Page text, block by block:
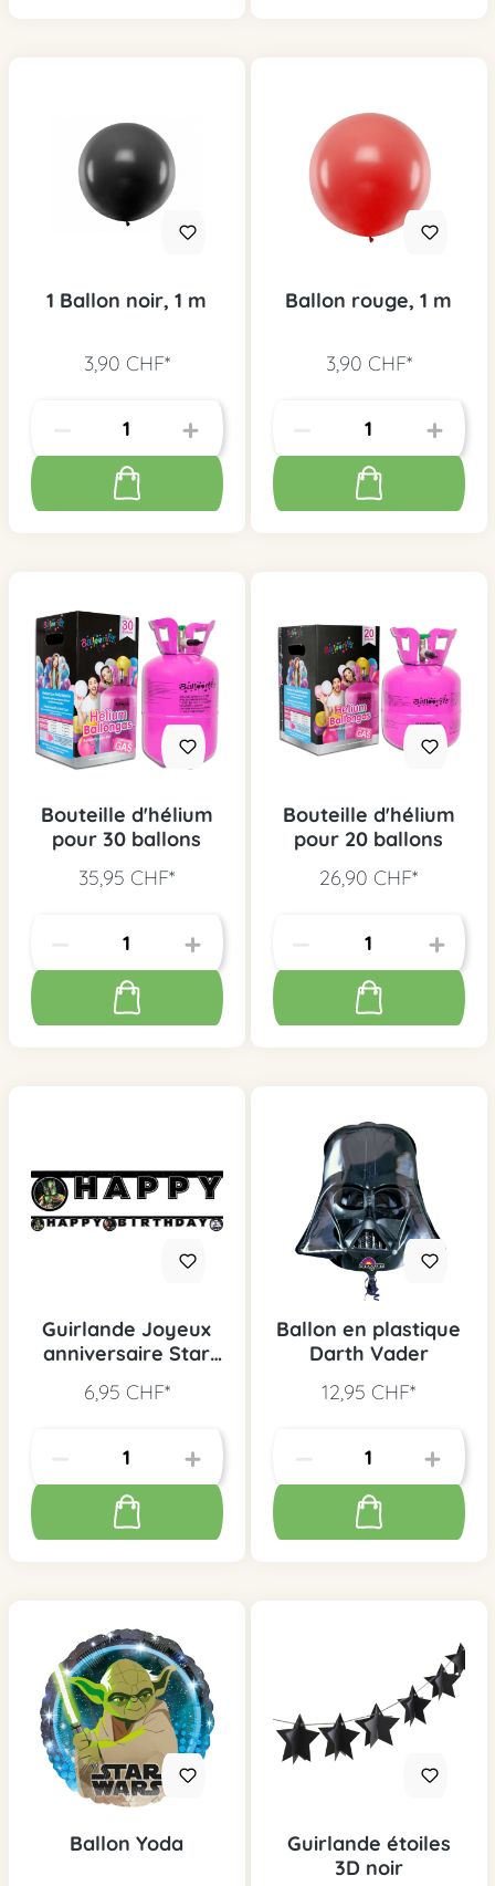
1 Ballon noir, 1 m
3,90 CHF*
Ballon rouge, 1 m
3,90 CHF*
Bouteille d'hélium
pour 30 ballons
35,95 CHF*
Bouteille d'hélium
pour 20 ballons
26,90 CHF*
Guirlande Joyeux
anniversaire Star
6,95 CHF*
Ballon en plastique
Darth Vader
12,95 CHF*
Ballon Yoda
Guirlande étoiles
3D noir